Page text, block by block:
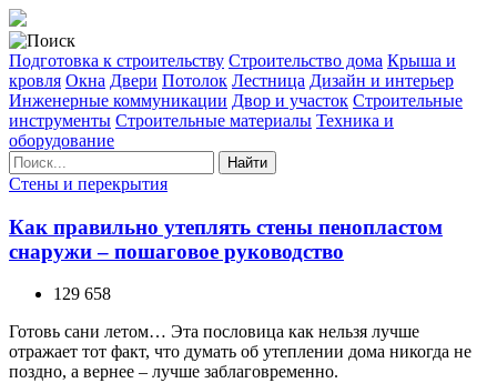
Подготовка к строительству Строительство дома Крыша и
кровля Окна Двери Потолок Лестница Дизайн и интерьер
Инженерные коммуникации Двор и участок Строительные
инструменты Строительные материалы Техника и
оборудование
Найти
Стены и перекрытия
Как правильно утеплять стены пенопластом
снаружи – пошаговое руководство
129 658
Готовь сани летом… Эта пословица как нельзя лучше
отражает тот факт, что думать об утеплении дома никогда не
поздно, а вернее – лучше заблаговременно.